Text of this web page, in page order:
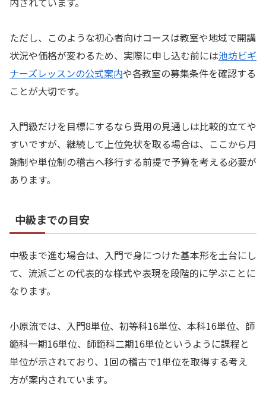
ただし、このような初心者向けコースは教室や地域で開講
状況や価格が変わるため、実際に申し込む前には池坊ビギ
ナーズレッスンの公式案内や各教室の募集条件を確認する
ことが大切です。
入門級だけを目標にするなら費用の見通しは比較的立てや
すいですが、継続して上位免状を取る場合は、ここから月
謝制や単位制の稽古へ移行する前提で予算を考える必要が
あります。
中級までの目安
中級まで進む場合は、入門で身につけた基本形を土台にし
て、流派ごとの代表的な様式や表現を段階的に学ぶことに
なります。
小原流では、入門8単位、初等科16単位、本科16単位、師
範科一期16単位、師範科二期16単位というように課程と
単位が示されており、1回の稽古で1単位を取得する考え
方が案内されています。